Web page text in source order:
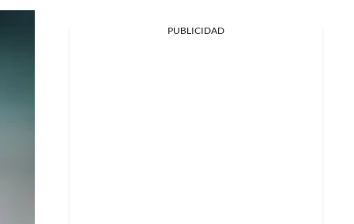
PUBLICIDAD